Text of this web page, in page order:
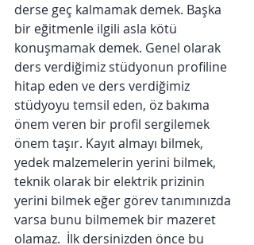
derse geç kalmamak demek. Başka
bir eğitmenle ilgili asla kötü
konuşmamak demek. Genel olarak
ders verdiğimiz stüdyonun profiline
hitap eden ve ders verdiğimiz
stüdyoyu temsil eden, öz bakıma
önem veren bir profil sergilemek
önem taşır. Kayıt almayı bilmek,
yedek malzemelerin yerini bilmek,
teknik olarak bir elektrik prizinin
yerini bilmek eğer görev tanımınızda
varsa bunu bilmemek bir mazeret
olamaz.  İlk dersinizden önce bu